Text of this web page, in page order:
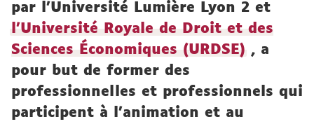
par l'Université Lumière Lyon 2 et
l’Université Royale de Droit et des
Sciences Économiques (URDSE) , a
pour but de former des
professionnelles et professionnels qui
participent à l’animation et au